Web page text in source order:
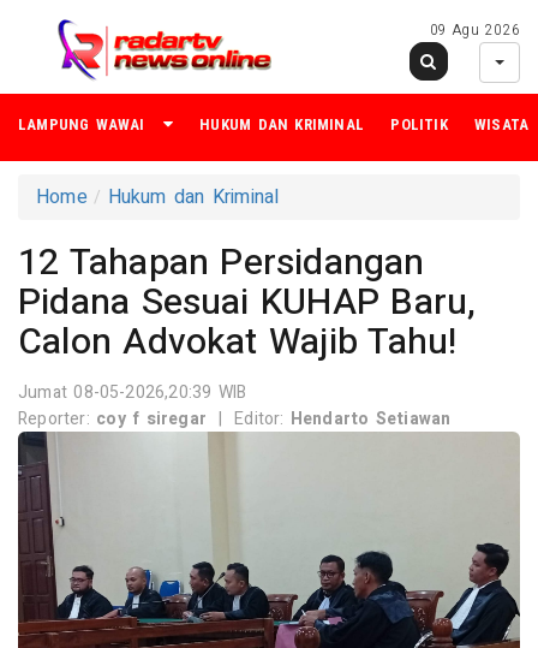
09 Agu 2026
LAMPUNG WAWAI HUKUM DAN KRIMINAL POLITIK WISATA
Home Hukum dan Kriminal
12 Tahapan Persidangan
Pidana Sesuai KUHAP Baru,
Calon Advokat Wajib Tahu!
Jumat 08-05-2026,20:39 WIB
Reporter: coy f siregar | Editor: Hendarto Setiawan